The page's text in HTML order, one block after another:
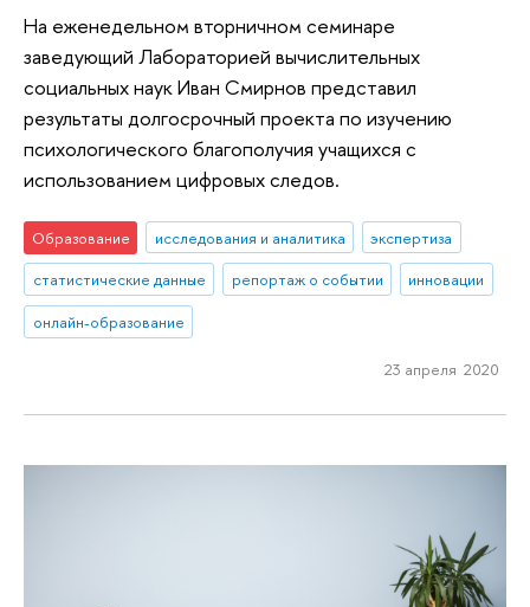
На еженедельном вторничном семинаре
заведующий Лабораторией вычислительных
социальных наук Иван Смирнов представил
результаты долгосрочный проекта по изучению
психологического благополучия учащихся с
использованием цифровых следов.
Образование исследования и аналитика
экспертиза
статистические данные
репортаж о событии
инновации
онлайн-образование
23 апреля 2020